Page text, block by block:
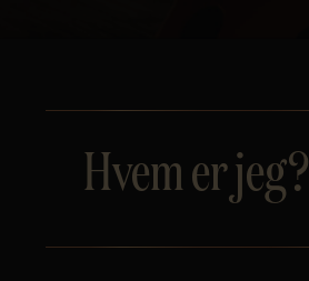
Hvem er jeg?